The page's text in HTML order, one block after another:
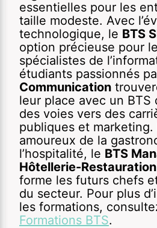
essentielles pour les
taille modeste. Avec
technologique, le BTS
option précieuse pour
spécialistes de
étudiants passionnés
Communication
leur place avec un BTS
des voies vers des
publiques et
amoureux de la
l’hospitalité, le BTS
Hôtellerie-Restauration
forme les futurs chefs
du secteur. Pour plus
les formations,
Formations BTS.